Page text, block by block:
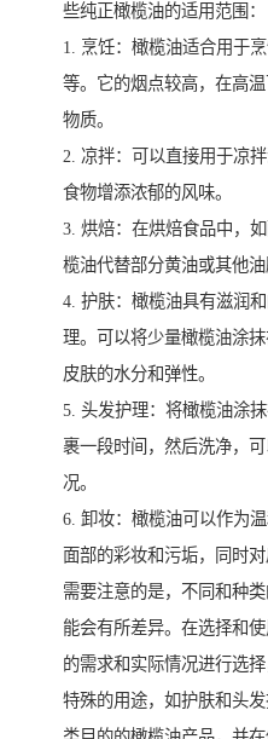
些纯正橄榄油的适用范围：
1. 烹饪：橄榄油适合用于
等。它的烟点较高，在高
物质。
2. 凉拌：可以直接用于凉
食物增添浓郁的风味。
3. 烘焙：在烘焙食品中，
榄油代替部分黄油或其他油
4. 护肤：橄榄油具有滋润
理。可以将少量橄榄油涂
皮肤的水分和弹性。
5. 头发护理：将橄榄油涂
裹一段时间，然后洗净，
况。
6. 卸妆：橄榄油可以作为
面部的彩妆和污垢，同时对
需要注意的是，不同和种
能会有所差异。在选择和
的需求和实际情况进行选
特殊的用途，如护肤和头